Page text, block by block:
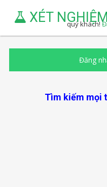
XÉT
quý khách!
Đăng
Tìm kiếm mọi